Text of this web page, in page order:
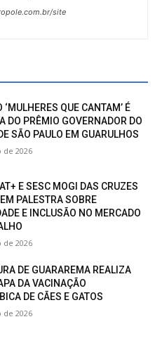
site
‘MULHERES QUE CANTAM’ É
DO PRÊMIO GOVERNADOR DO
SÃO PAULO EM GUARULHOS
de 2026
E SESC MOGI DAS CRUZES
PALESTRA SOBRE
E INCLUSÃO NO MERCADO
de 2026
DE GUARAREMA REALIZA
DA VACINAÇÃO
DE CÃES E GATOS
de 2026